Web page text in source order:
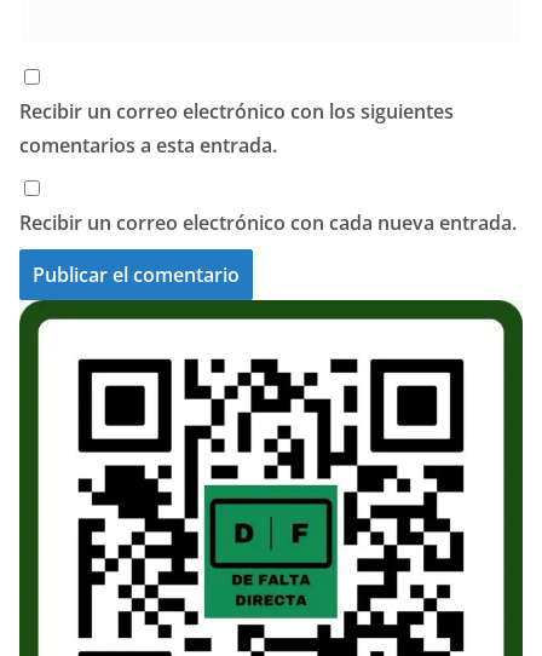
Recibir un correo electrónico con los siguientes
comentarios a esta entrada.
Recibir un correo electrónico con cada nueva entrada.